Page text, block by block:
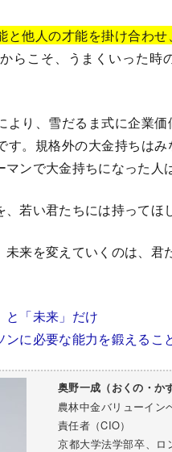
と他人の才能を掛け合わ
らこそ、うまくいった時
より、雪だるま式に企業
す。規格外の大金持ちは
ンで大金持ちになった人
若い君たちには持ってほ
来を変えていくのは、君
と「未来」だけ
に必要な能力を鍛えるこ
奥野一成（おくの・か
農林中金バリューイン
責任者（CIO）
京都大学法学部卒、ロ